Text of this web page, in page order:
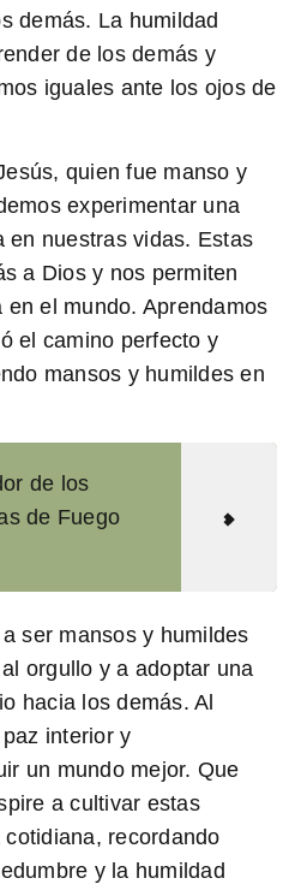
demás. La humildad
de los demás y
iguales ante los ojos de
quien fue manso y
experimentar una
en nuestras vidas. Estas
a Dios y nos permiten
el mundo. Aprendamos
el camino perfecto y
mansos y humildes en
de los
de Fuego
ser mansos y humildes
orgullo y a adoptar una
hacia los demás. Al
interior y
un mundo mejor. Que
a cultivar estas
recordando
y la humildad